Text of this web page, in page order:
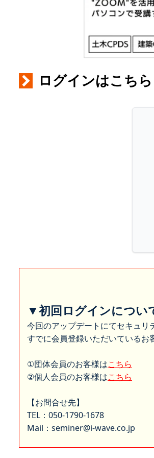
ログインはこちら
▼初回ログインについ
今回のアップデートにてセキュリ
すでに会員登録いただいているお
①団体会員のお客様はこちら
②個人会員のお客様はこちら
【お問合せ先】
TEL：050-1790-1678
Mail：seminer@i-wave.co.jp